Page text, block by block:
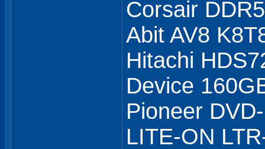
Corsair
Abit AV8
Hitachi
Device
Pioneer
LITE-ON